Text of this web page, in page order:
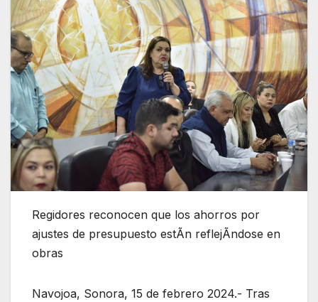
Regidores reconocen que los ahorros por
ajustes de presupuesto estÃn reflejÃndose en
obras
Navojoa, Sonora, 15 de febrero 2024.- Tras